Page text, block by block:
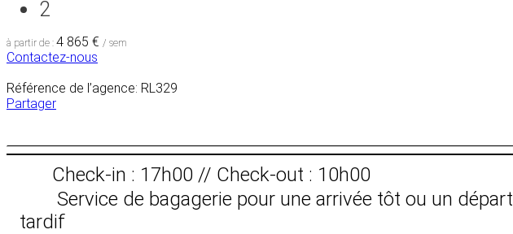
2
à partir de : 4 865 € / sem
Contactez-nous
Référence de l’agence: RL329
Partager
Check-in : 17h00 // Check-out : 10h00
Service de bagagerie pour une arrivée tôt ou un départ
tardif